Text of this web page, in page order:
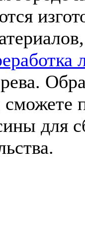
для